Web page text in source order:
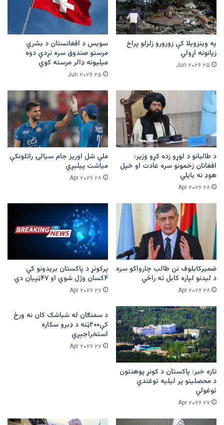
په وینزویلا کې زورورو زلزلو پراخ
زیانونه اړولي
۲۵ Jun ۲۰۲۶
سویس د افغانستان د بشري
مرستو صندوق سره نږدې دوه
میلیونه ډالر مرسته کوي
۲۵ Jun ۲۰۲۶
د طالبانو د لوړو زده کړو وزیر:
افغانان زخمونو سره عادت او خپل
هوډ نه بایلي
۲۸ Apr ۲۰۲۶
ملي شل اوریز جام سیالۍ راتلونکې
میاشت پیلېږي
۲۸ Apr ۲۰۲۶
ضمیرکابلوف نن طالب چارواکو سره
د لیدنو لپاره کابل ته راځي
۲۸ Apr ۲۰۲۶
پرکونړ د پاکستان بریدونو کې
۴کسان وژل شوي او ۴۷ټپیان دي
۲۷ Apr ۲۰۲۶
تازه خبر: پاکستان د کونړ پوهنتون
د محصلینو پر لیلیه توغندي
توغولي
۲۷ Apr ۲۰۲۶
د سمنګان له شباشک کان نه ورځ
کې۲۰۰ټنه د ډبرو سکاره
استخراجېږي
۲۷ Apr ۲۰۲۶